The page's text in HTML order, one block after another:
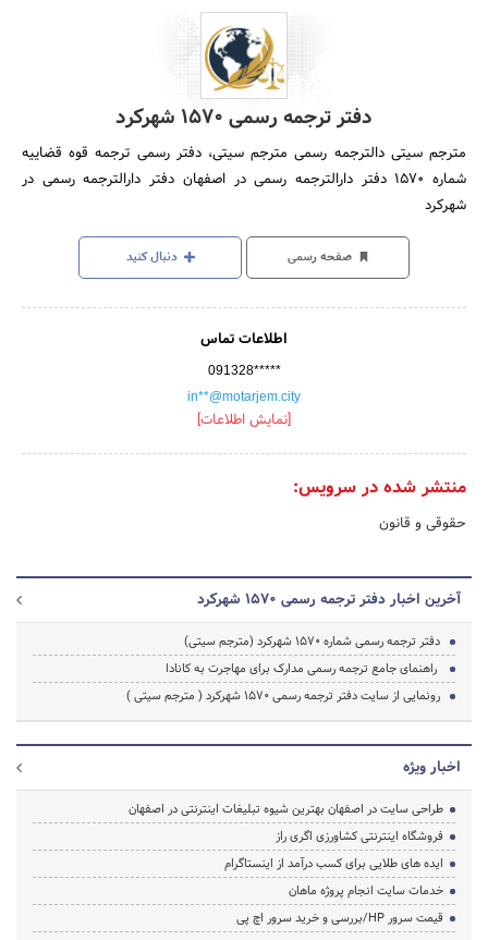
دفتر ترجمه رسمی 1570 شهرکرد
مترجم سیتی دالترجمه رسمی مترجم سیتی، دفتر رسمی ترجمه قوه قضاییه
شماره 1570 دفتر دارالترجمه رسمی در اصفهان دفتر دارالترجمه رسمی در
شهرکرد
صفحه رسمی دنبال کنید
اطلاعات تماس
091328*****
in**@motarjem.city
[نمایش اطلاعات]
منتشر شده در سرویس:
حقوقی و قانون
آخرین اخبار دفتر ترجمه رسمی 1570 شهرکرد
دفتر ترجمه رسمی شماره ۱۵۷۰ شهرکرد (مترجم سیتی)
راهنمای جامع ترجمه رسمی مدارک برای مهاجرت به کانادا
رونمایی از سایت دفتر ترجمه رسمی 1570 شهرکرد ( مترجم سیتی )
اخبار ویژه
طراحی سایت در اصفهان بهترین شیوه تبلیغات اینترنتی در اصفهان
فروشگاه اینترنتی کشاورزی اگری راز
ایده های طلایی برای کسب درآمد از اینستاگرام
خدمات سایت انجام پروژه ماهان
قیمت سرور HP/بررسی و خرید سرور اچ پی